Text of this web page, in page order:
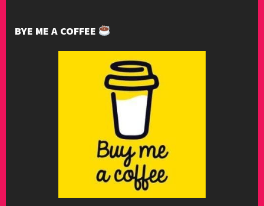
BYE ME A COFFEE